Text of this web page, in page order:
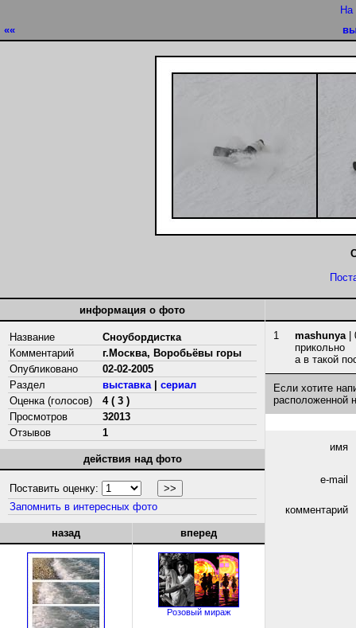
На
««
информация о фото
Название
Сноубордистка
Комментарий
г.Москва, Воробьёвы горы
Опубликовано
02-02-2005
Раздел
выставка| сериал
Оценка (голосов)
4 ( 3 )
Просмотров
32013
Отзывов
1
действия над фото
Поставить оценку:
Запомнить в интересных фото
назад вперед
Розовый мираж
1 mashunya|
прикольно
а в такой
Если хотите
расположенной
имя
e-mail
комментарий